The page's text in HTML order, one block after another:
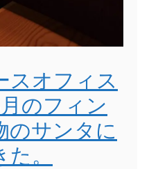
スオフィス
のフィン
のサンタに
。